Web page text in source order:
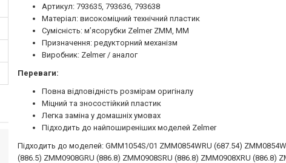
Артикул: 793635, 793636, 793638
Матеріал: високоміцний технічний пластик
Сумісність: м’ясорубки Zelmer ZMM, MM
Призначення: редукторний механізм
Виробник: Zelmer / аналог
Переваги:
Повна відповідність розмірам оригіналу
Міцний та зносостійкий пластик
Легка заміна у домашніх умовах
Підходить до найпоширеніших моделей Zelmer
Підходить до моделей: GMM1054S/01 ZMM0854WRU (687.54)
(886.5) ZMM0908GRU (886.8) ZMM0908SRU (886.8) ZMM0908XRU (886.8)